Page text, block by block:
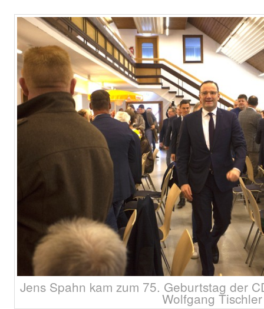
Jens Spahn kam zum 75. Geburtstag der
Wolfgang Tischler